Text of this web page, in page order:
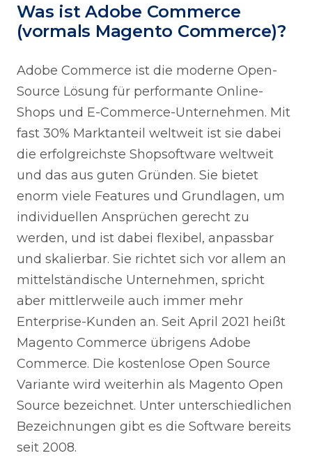
Was ist Adobe Commerce
(vormals Magento Commerce)?
Adobe Commerce ist die moderne Open-
Source Lösung für performante Online-
Shops und E-Commerce-Unternehmen. Mit
fast 30% Marktanteil weltweit ist sie dabei
die erfolgreichste Shopsoftware weltweit
und das aus guten Gründen. Sie bietet
enorm viele Features und Grundlagen, um
individuellen Ansprüchen gerecht zu
werden, und ist dabei flexibel, anpassbar
und skalierbar. Sie richtet sich vor allem an
mittelständische Unternehmen, spricht
aber mittlerweile auch immer mehr
Enterprise-Kunden an. Seit April 2021 heißt
Magento Commerce übrigens Adobe
Commerce. Die kostenlose Open Source
Variante wird weiterhin als Magento Open
Source bezeichnet. Unter unterschiedlichen
Bezeichnungen gibt es die Software bereits
seit 2008.